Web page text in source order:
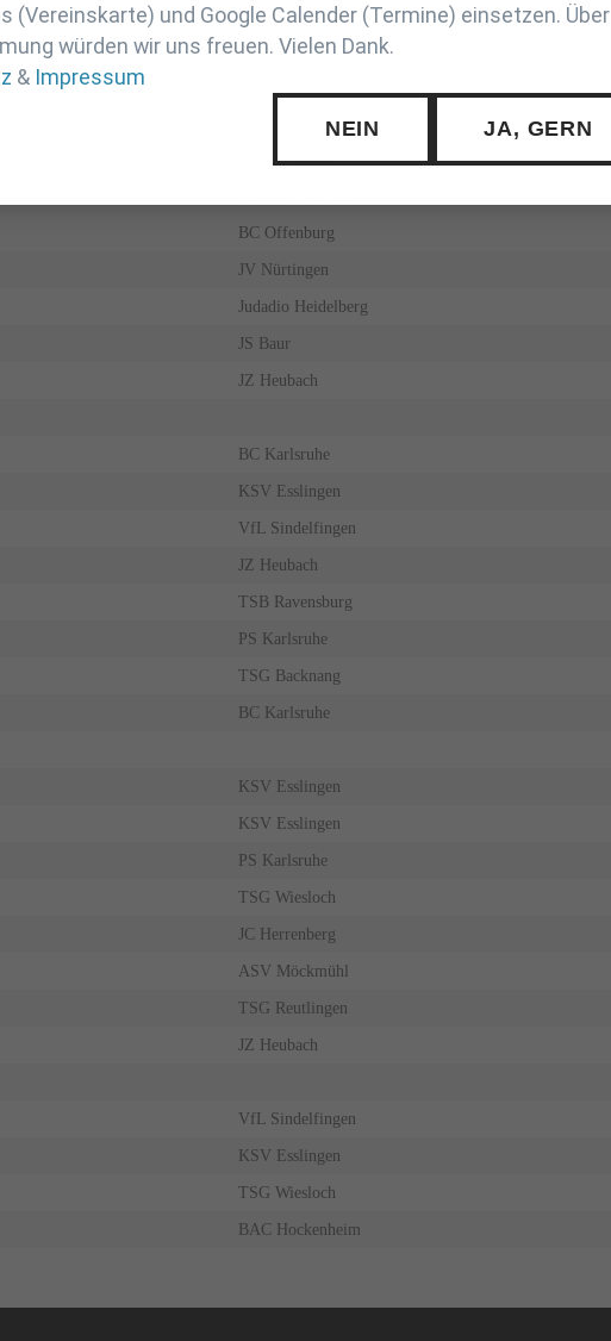
KSV Esslingen
BC Karlsruhe
VfL Sindelfingen
BC Offenburg
BC Offenburg
JV Nürtingen
Judadio Heidelberg
JS Baur
JZ Heubach
BC Karlsruhe
KSV Esslingen
VfL Sindelfingen
JZ Heubach
TSB Ravensburg
PS Karlsruhe
TSG Backnang
BC Karlsruhe
KSV Esslingen
KSV Esslingen
PS Karlsruhe
TSG Wiesloch
JC Herrenberg
ASV Möckmühl
TSG Reutlingen
JZ Heubach
VfL Sindelfingen
KSV Esslingen
TSG Wiesloch
BAC Hockenheim
(Vereinskarte) und Google Calender (Termine) einsetzen. Über
würden wir uns freuen. Vielen Dank.
& Impressum
NEIN JA, GERN